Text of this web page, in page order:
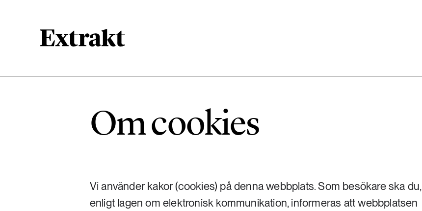
Kemikalier Klimat
189 ARTIKLAR
Om cookies
Vi använder kakor (cookies) på denna webbplats. Som besökare ska du,
enligt lagen om elektronisk kommunikation, informeras att webbplatsen